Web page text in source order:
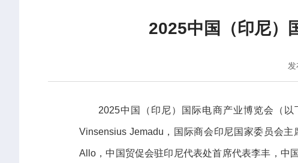
2025中国（印尼）
2025中国（印尼）国际电商产业博览会（
Vinsensius Jemadu，国际商会印尼国家委员会
Allo，中国贸促会驻印尼代表处首席代表李丰，中